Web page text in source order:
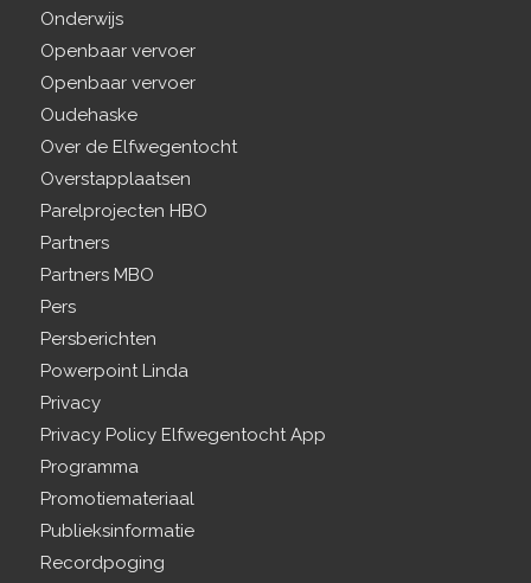
Onderwijs
Openbaar vervoer
Openbaar vervoer
Oudehaske
Over de Elfwegentocht
Overstapplaatsen
Parelprojecten HBO
Partners
Partners MBO
Pers
Persberichten
Powerpoint Linda
Privacy
Privacy Policy Elfwegentocht App
Programma
Promotiemateriaal
Publieksinformatie
Recordpoging